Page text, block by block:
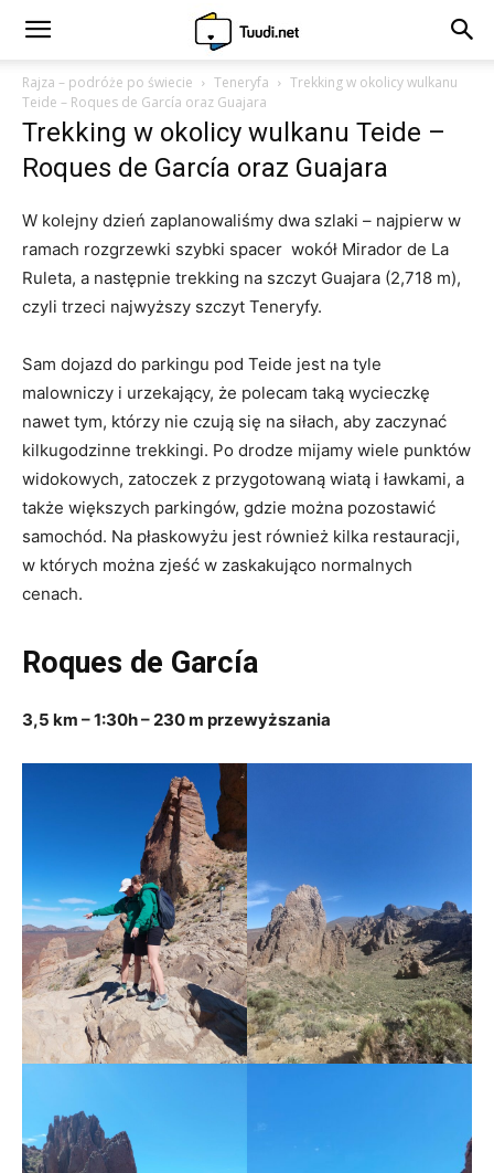
Rajza – podróże po świecie Teneryfa
Trekking w okolicy wulkanu
Teide – Roques de García oraz Guajara
Trekking w okolicy wulkanu Teide –
Roques de García oraz Guajara
W kolejny dzień zaplanowaliśmy dwa szlaki – najpierw w
ramach rozgrzewki szybki spacer wokół Mirador de La
Ruleta, a następnie trekking na szczyt Guajara (2,718 m),
czyli trzeci najwyższy szczyt Teneryfy.
Sam dojazd do parkingu pod Teide jest na tyle
malowniczy i urzekający, że polecam taką wycieczkę
nawet tym, którzy nie czują się na siłach, aby zaczynać
kilkugodzinne trekkingi. Po drodze mijamy wiele punktów
widokowych, zatoczek z przygotowaną wiatą i ławkami, a
także większych parkingów, gdzie można pozostawić
samochód. Na płaskowyżu jest również kilka restauracji,
w których można zjeść w zaskakująco normalnych
cenach.
Roques de García
3,5 km – 1:30h – 230 m przewyższania